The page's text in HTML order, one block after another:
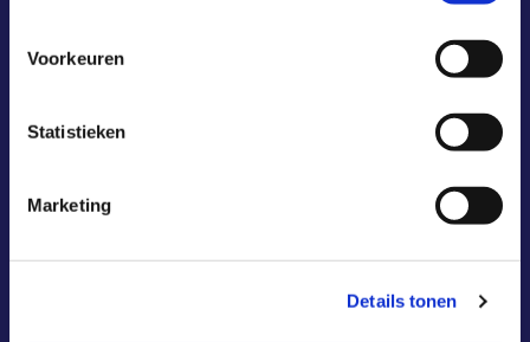
Voorkeuren
Statistieken
Marketing
Details tonen